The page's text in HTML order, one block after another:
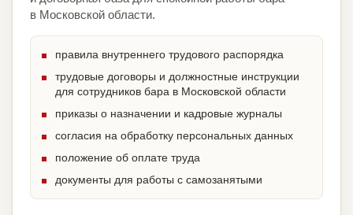
в Московской области.
правила внутреннего трудового распорядка
трудовые договоры и должностные инструкции
для сотрудников бара в Московской области
приказы о назначении и кадровые журналы
согласия на обработку персональных данных
положение об оплате труда
документы для работы с самозанятыми